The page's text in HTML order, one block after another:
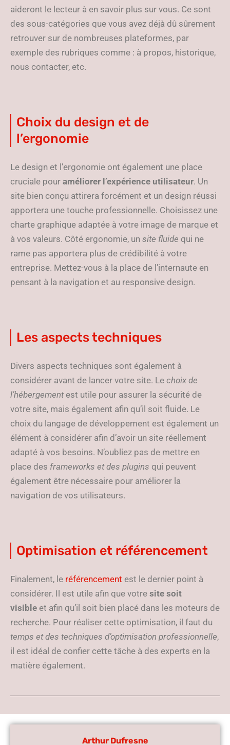
aideront le lecteur à en savoir plus sur vous. Ce sont
des sous-catégories que vous avez déjà dû sûrement
retrouver sur de nombreuses plateformes, par
exemple des rubriques comme : à propos, historique,
nous contacter, etc.
Choix du design et de
l’ergonomie
Le design et l’ergonomie ont également une place
cruciale pour améliorer l’expérience utilisateur. Un
site bien conçu attirera forcément et un design réussi
apportera une touche professionnelle. Choisissez une
charte graphique adaptée à votre image de marque et
à vos valeurs. Côté ergonomie, un site fluide qui ne
rame pas apportera plus de crédibilité à votre
entreprise. Mettez-vous à la place de l’internaute en
pensant à la navigation et au responsive design.
Les aspects techniques
Divers aspects techniques sont également à
considérer avant de lancer votre site. Le choix de
l’hébergementest utile pour assurer la sécurité de
votre site, mais également afin qu’il soit fluide. Le
choix du langage de développement est également un
élément à considérer afin d’avoir un site réellement
adapté à vos besoins. N’oubliez pas de mettre en
place des frameworks et des plugins qui peuvent
également être nécessaire pour améliorer la
navigation de vos utilisateurs.
Optimisation et référencement
Finalement, le référencement est le dernier point à
considérer. Il est utile afin que votre site soit
visible et afin qu’il soit bien placé dans les moteurs de
recherche. Pour réaliser cette optimisation, il faut du
temps et des techniques d’optimisation professionnelle,
il est idéal de confier cette tâche à des experts en la
matière également.
Arthur Dufresne